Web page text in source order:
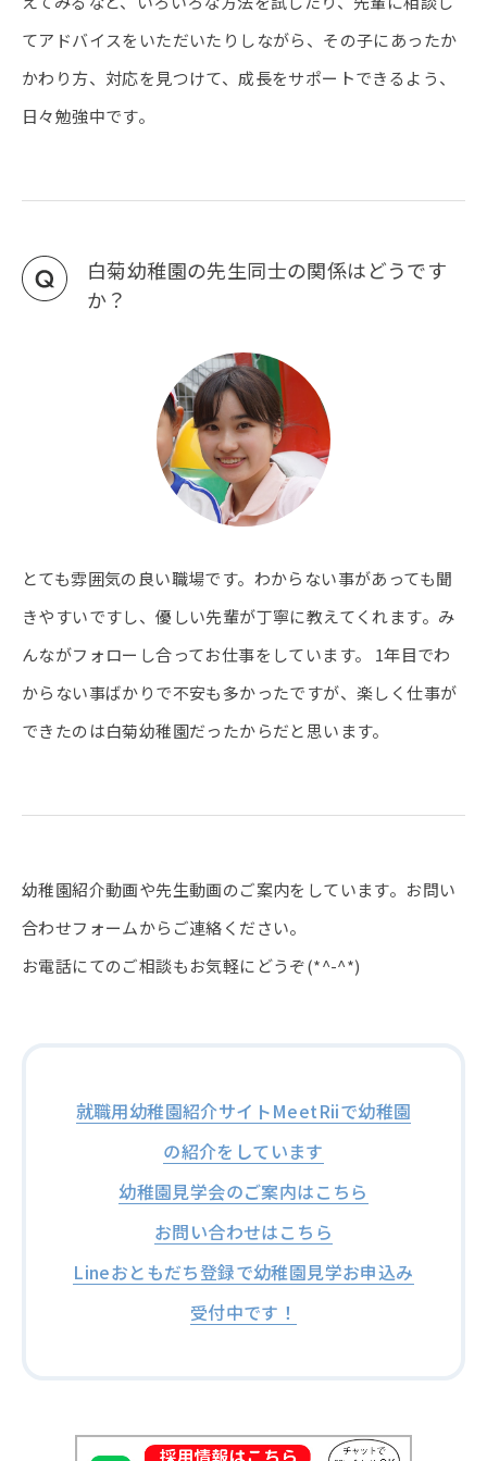
てアドバイスをいただいたりしながら、その子にあったか
かわり方、対応を見つけて、成長をサポートできるよう、
日々勉強中です。
白菊幼稚園の先生同士の関係はどうです
か？
とても雰囲気の良い職場です。わからない事があっても聞
きやすいですし、優しい先輩が丁寧に教えてくれます。み
んながフォローし合ってお仕事をしています。 1年目でわ
からない事ばかりで不安も多かったですが、楽しく仕事が
できたのは白菊幼稚園だったからだと思います。
幼稚園紹介動画や先生動画のご案内をしています。お問い
合わせフォームからご連絡ください。
お電話にてのご相談もお気軽にどうぞ(*^-^*)
就職用幼稚園紹介サイトMeetRiiで幼稚園
の紹介をしています
幼稚園見学会のご案内はこちら
お問い合わせはこちら
Lineおともだち登録で幼稚園見学お申込み
受付中です！